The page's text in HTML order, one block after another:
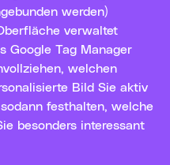
werden)
verwaltet
Google Tag Manager
welchen
Bild Sie aktiv
festhalten, welche
besonders interessant